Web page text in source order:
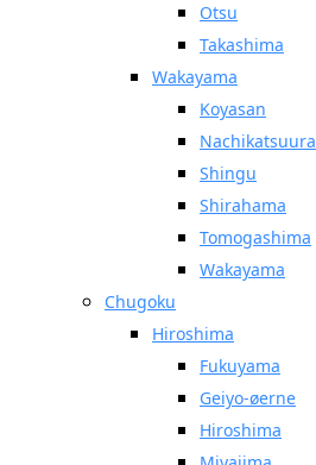
Otsu
Takashima
Wakayama
Koyasan
Nachikatsuura
Shingu
Shirahama
Tomogashima
Wakayama
Chugoku
Hiroshima
Fukuyama
Geiyo-øerne
Hiroshima